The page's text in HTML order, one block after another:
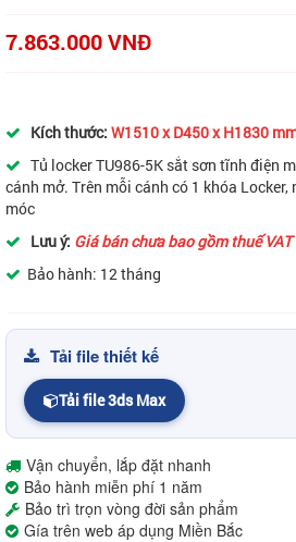
7.863.000 VNĐ
Kích thước: W1510 x D450 x H1830
Tủ locker TU986-5K sắt sơn tĩnh điện
cánh mở. Trên mỗi cánh có 1 khóa
móc
Lưu ý: Giá bán chưa bao gồm thuế VAT
Bảo hành: 12 tháng
Tải file thiết kế
Tải file 3ds Max
Vận chuyển, lắp đặt nhanh
Bảo hành miễn phí 1 năm
Bảo trì trọn vòng đời sản phẩm
Gía trên web áp dụng Miền Bắc